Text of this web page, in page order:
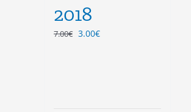
2018
7.00€ Le
3.00€Le